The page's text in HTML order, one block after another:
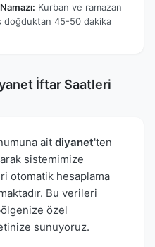
Kurban ve ramazan
doğduktan 45-50 dakika
İftar Saatleri
ait diyanet'ten
sistemimize
otomatik hesaplama
Bu verileri
özel
sunuyoruz.